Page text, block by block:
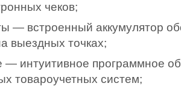
чеков;
— встроенный аккумулятор
выездных точках;
— интуитивное программное
товароучетных систем;